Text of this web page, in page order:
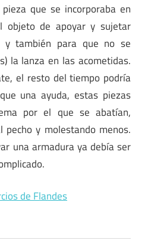
que se incorporaba en
objeto de apoyar y sujetar
y también para que no se
la lanza en las acometidas.
el resto del tiempo podría
una ayuda, estas piezas
por el que se abatían,
pecho y molestando menos.
una armadura ya debía ser
de Flandes